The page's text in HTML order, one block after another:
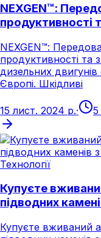
NEXGEN™:
продуктивності
NEXGEN™:
продуктивності
дизельних
Європі. Шкідливі
15 лист. 2024 р.· 5
Технології
Купуєте
підводних
Купуєте вживаний